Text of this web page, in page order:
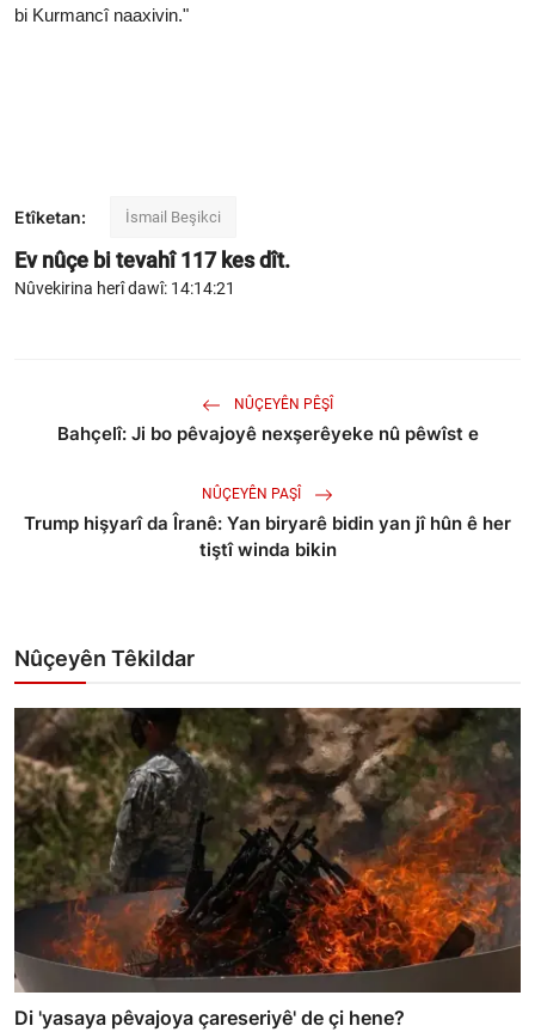
bi Kurmancî naaxivin."
Etîketan: İsmail Beşikci
Ev nûçe bi tevahî117kes dît.
Nûvekirina herî dawî: 14:14:21
NÛÇEYÊN PÊŞÎ
Bahçelî: Ji bo pêvajoyê nexşerêyeke nû pêwîst e
NÛÇEYÊN PAŞÎ
Trump hişyarî da Îranê: Yan biryarê bidin yan jî hûn ê her
tiştî winda bikin
Nûçeyên Têkildar
Di 'yasaya pêvajoya çareseriyê' de çi hene?